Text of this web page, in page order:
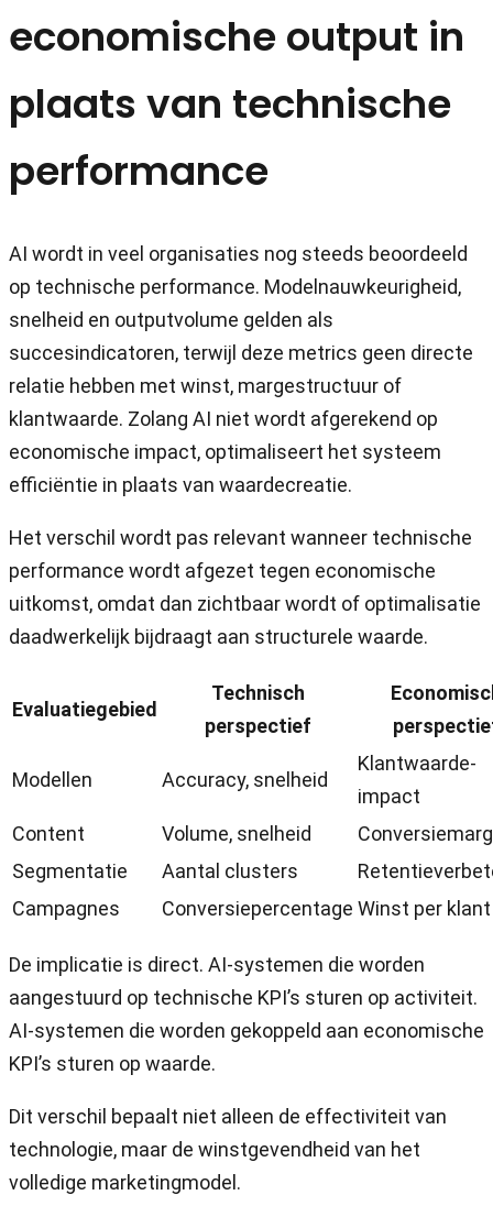
economische output in
plaats van technische
performance
AI wordt in veel organisaties nog steeds beoordeeld
op technische performance. Modelnauwkeurigheid,
snelheid en outputvolume gelden als
succesindicatoren, terwijl deze metrics geen directe
relatie hebben met winst, margestructuur of
klantwaarde. Zolang AI niet wordt afgerekend op
economische impact, optimaliseert het systeem
efficiëntie in plaats van waardecreatie.
Het verschil wordt pas relevant wanneer technische
performance wordt afgezet tegen economische
uitkomst, omdat dan zichtbaar wordt of optimalisatie
daadwerkelijk bijdraagt aan structurele waarde.
Evaluatiegebied
Technisch
perspectief
Modellen Accuracy, snelheid
Klantwaarde-
impact
Content
Volume, snelheid
Segmentatie
Aantal clusters
Campagnes
Conversiepercentage Winst per klant
De implicatie is direct. AI-systemen die worden
aangestuurd op technische KPI’s sturen op activiteit.
AI-systemen die worden gekoppeld aan economische
KPI’s sturen op waarde.
Dit verschil bepaalt niet alleen de effectiviteit van
technologie, maar de winstgevendheid van het
volledige marketingmodel.